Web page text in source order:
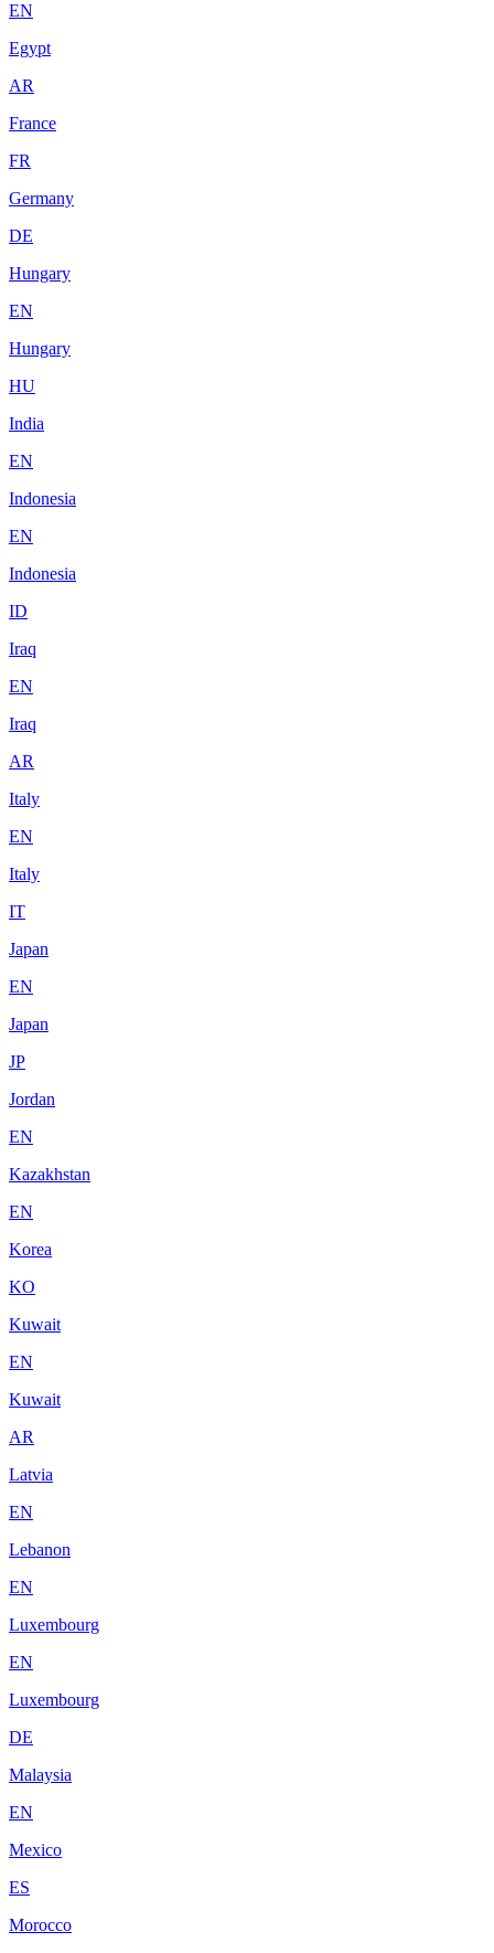
EN
Egypt
AR
France
FR
Germany
DE
Hungary
EN
Hungary
HU
India
EN
Indonesia
EN
Indonesia
ID
Iraq
EN
Iraq
AR
Italy
EN
Italy
IT
Japan
EN
Japan
JP
Jordan
EN
Kazakhstan
EN
Korea
KO
Kuwait
EN
Kuwait
AR
Latvia
EN
Lebanon
EN
Luxembourg
EN
Luxembourg
DE
Malaysia
EN
Mexico
ES
Morocco